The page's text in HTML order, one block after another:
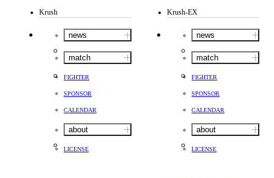
Krush
news
match
FIGHTER
SPONSOR
CALENDAR
about
LICENSE
Krush-EX
news
match
FIGHTER
SPONSOR
CALENDAR
about
LICENSE